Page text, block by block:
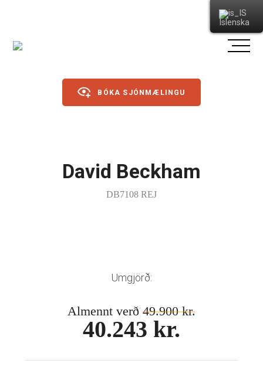
Sólgleraugu
Augnhvílur
Gleraugnaklútar og sprey
BÓKA SJÓNMÆLINGU
David Beckham
DB7108 REJ
Umgjörð:
Almennt verð 49.900 kr.
40.243 kr.
Íslenska